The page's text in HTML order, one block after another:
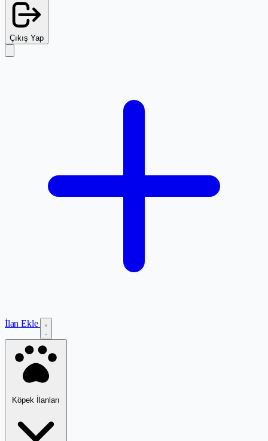
Çıkış Yap
İlan Ekle
Köpek İlanları